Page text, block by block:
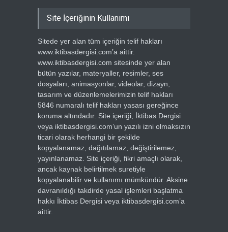
Site İçeriğinin Kullanımı
Sitede yer alan tüm içeriğin telif hakları
www.iktibasdergisi.com’a aittir.
www.iktibasdergisi.com sitesinde yer alan
bütün yazılar, materyaller, resimler, ses
dosyaları, animasyonlar, videolar, dizayn,
tasarım ve düzenlemelerimizin telif hakları
5846 numaralı telif hakları yasası gereğince
koruma altındadır. Site içeriği, İktibas Dergisi
veya iktibasdergisi.com’un yazılı izni olmaksızın
ticari olarak herhangi bir şekilde
kopyalanamaz, dağıtılamaz, değiştirilemez,
yayınlanamaz. Site içeriği, fikri amaçlı olarak,
ancak kaynak belirtilmek suretiyle
kopyalanabilir ve kullanımı mümkündür. Aksine
davranıldığı takdirde yasal işlemleri başlatma
hakkı İktibas Dergisi veya iktibasdergisi.com’a
aittir.